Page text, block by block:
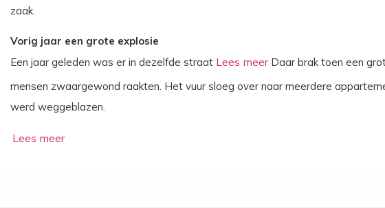
zaak.
Vorig jaar een grote explosie
Een jaar geleden was er in dezelfde straat
Daar brak toen een
mensen zwaargewond raakten. Het vuur sloeg over naar meerdere
werd weggeblazen.